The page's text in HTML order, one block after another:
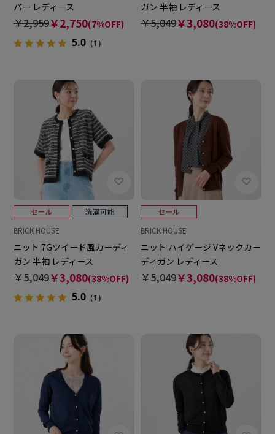
バー レディース
￥2,959￥2,750(7%OFF)
5.0（1）
ガン 半袖 レディース
￥5,049￥3,080(38%OFF)
BRICK HOUSE
ニット 7Gツイード風カーディ
ガン 半袖 レディース
￥5,049￥3,080(38%OFF)
5.0（1）
BRICK HOUSE
ニット ハイゲージ Vネックカー
ディガン レディース
￥5,049￥3,080(38%OFF)